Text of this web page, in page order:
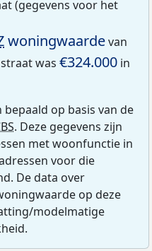
(gegevens voor het
woningwaardevan
was €324.000 in
op basis van de
. Deze gegevens zijn
met woonfunctie in
voor die
De data over
op deze
modelmatige